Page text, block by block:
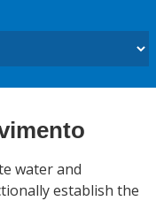
water and
establish the